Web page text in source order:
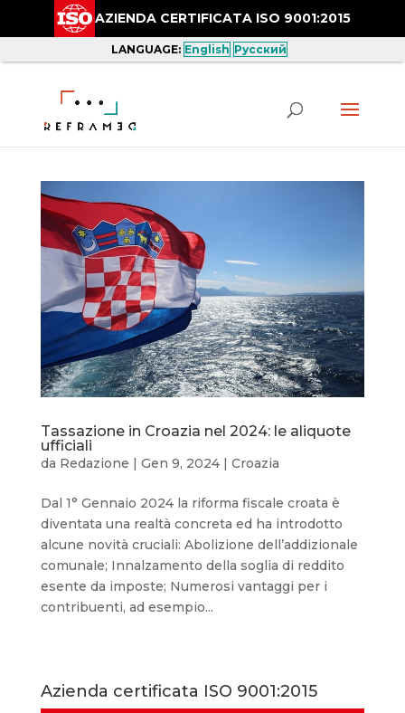
Tassazione in Croazia nel 2024: le aliquote
ufficiali
da Redazione | Gen 9, 2024| Croazia
Dal 1° Gennaio 2024 la riforma fiscale croata è
diventata una realtà concreta ed ha introdotto
alcune novità cruciali: Abolizione dell’addizionale
comunale; Innalzamento della soglia di reddito
esente da imposte; Numerosi vantaggi per i
contribuenti, ad esempio...
Azienda certificata ISO 9001:2015
AZIENDA CERTIFICATA ISO 9001:2015
LANGUAGE: English Русский